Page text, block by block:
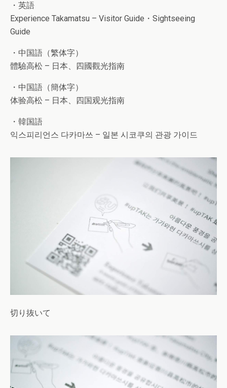
・英語
Experience Takamatsu – Visitor Guide・Sightseeing
Guide
・中国語（繁体字）
體驗高松 – 日本、四國觀光指南
・中国語（簡体字）
体验高松 – 日本、四国观光指南
・韓国語
익스피리언스 다카마쓰 – 일본 시코쿠의 관광 가이드
切り抜いて